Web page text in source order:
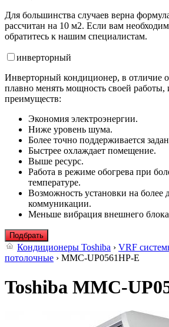
Для большинства случаев верна
рассчитан на 10 м2. Если вам
обратитесь к нашим специалистам.
инверторный
Инверторный кондиционер, в отличие
плавно менять мощность своей работы,
преимуществ:
Экономия электроэнергии.
Ниже уровень шума.
Более точно поддерживается
Быстрее охлаждает помещение.
Выше ресурс.
Работа в режиме обогрева при
температуре.
Возможность установки на более
коммуникации.
Меньше вибрация внешнего
Подбрать
Кондиционеры Toshiba › VRF
потолочные › MMC-UP0561HP-E
Toshiba MMC-